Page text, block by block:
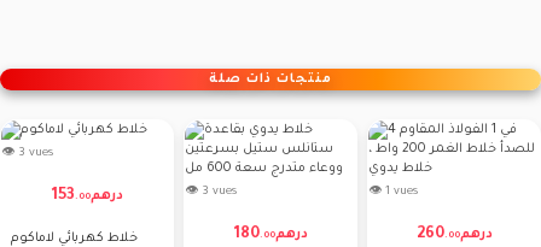
منتجات ذات صلة
👁 3 vues
153 . 00درهم
خلاط كهربائي لاماكوم
👁 3 vues
180. 00درهم
👁 1 vues
260. 00درهم